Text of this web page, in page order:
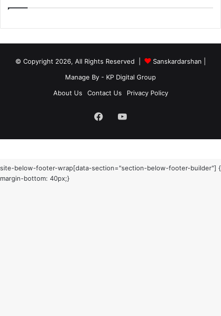
© Copyright 2026, All Rights Reserved | Sanskardarshan
Manage By - KP Digital Group
About Us
Contact Us Privacy Policy
FacebookYouTube
site-below-footer-wrap[data-section="section-below-footer-builder"] {
margin-bottom: 40px;}